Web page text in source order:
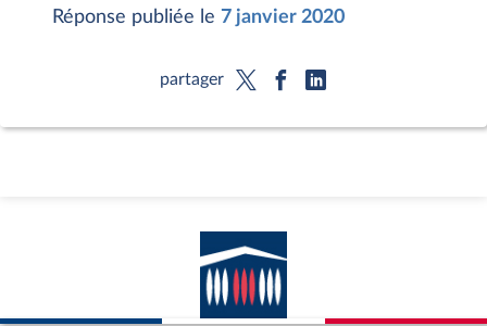
Réponse publiée le 7 janvier 2020
partager